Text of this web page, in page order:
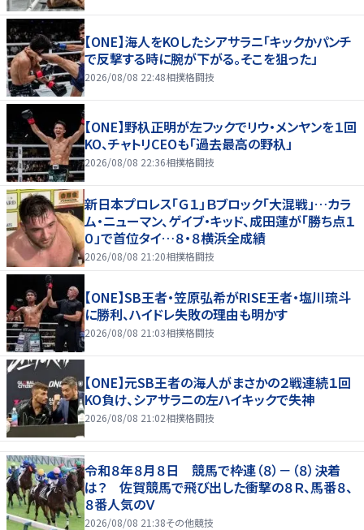
【ONE】海人をKOしたシアサラニ「キックかパンチ
で反撃する時に腕が下がる。そこを狙った」
2026/08/08 22:48相撲格闘技
【ONE】野杁正明が左フックでリウ・メンヤンを１回
KO、チャトリCEOも「過去最高の野杁」
2026/08/08 22:36相撲格闘技
新日本プロレス「Ｇ１」Ｂブロック「大混戦」…カラ
ム・ニューマン、ゲイブ・キッド、成田蓮が「勝ち点１
０」で首位タイ…８・８横浜全成績
2026/08/08 21:20相撲格闘技
【ONE】SB王者・笠原弘希がRISE王者・塩川琉斗
に勝利、ハイドレ失敗の理由も明かす
2026/08/08 21:03相撲格闘技
【ONE】元SB王者の海人がまさかの２戦連続１回
KO負け、シアサラニの左ハイキックで失神
2026/08/08 21:02相撲格闘技
令和８年８月８日 競馬で枠連（８）－（８）決着
は？ 佐賀競馬で飛び出した衝撃の８Ｒ、馬番８、
８番人気のＶ
2026/08/08 21:38その他競技